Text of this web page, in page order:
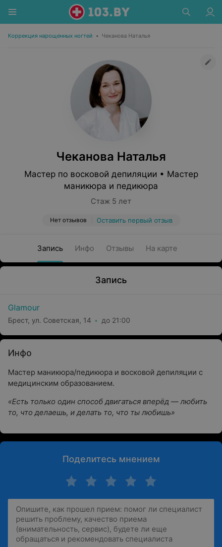
Коррекция нарощенных ногтей • Чеканова Наталья
Чеканова Наталья
Мастер по восковой депиляции • Мастер
маникюра и педикюра
Стаж 5 лет
Нет отзывов Оставить первый отзыв
Запись Инфо Отзывы На карте
Запись
Glamour
Брест, ул. Советская, 14 до 21:00
Инфо
Мастер маникюра/педикюра и восковой депиляции с
медицинским образованием.
«Есть только один способ двигаться вперёд — любить
то, что делаешь, и делать то, что ты любишь»
Поделитесь мнением